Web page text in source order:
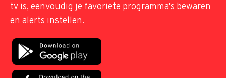
tv is, eenvoudig je favoriete programma's bewaren
en alerts instellen.